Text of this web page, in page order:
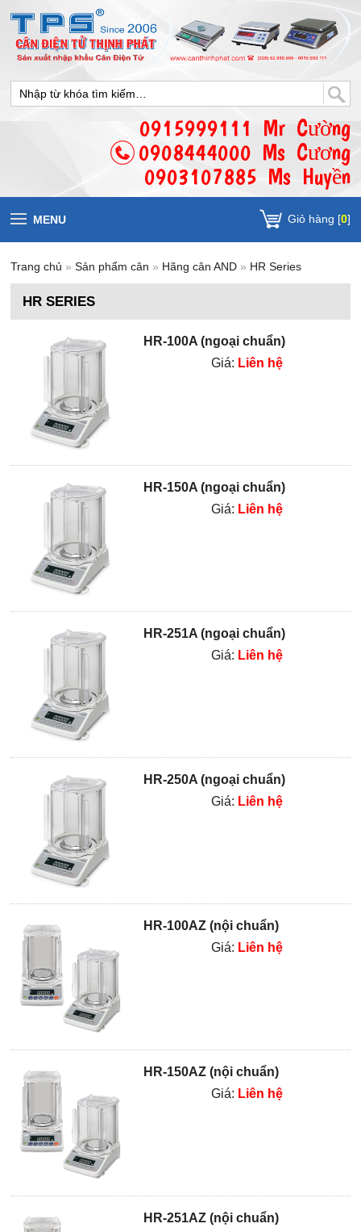
0915999111 Mr Cường
0908444000 Ms Cương
0903107885 Ms Huyền
MENU Giỏ hàng [0]
Trang chủ »Sản phẩm cân » Hãng cân AND » HR Series
HR SERIES
HR-100A (ngoại chuẩn)
Giá: Liên hệ
HR-150A (ngoại chuẩn)
Giá: Liên hệ
HR-251A (ngoại chuẩn)
Giá: Liên hệ
HR-250A (ngoại chuẩn)
Giá: Liên hệ
HR-100AZ (nội chuẩn)
Giá: Liên hệ
HR-150AZ (nội chuẩn)
Giá: Liên hệ
HR-251AZ (nội chuẩn)